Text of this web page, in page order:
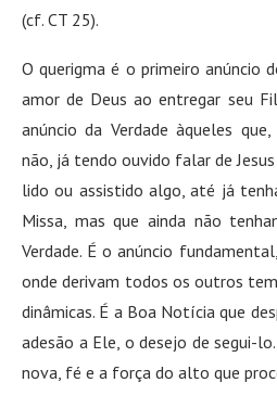
(cf. CT 25).
O querigma é o primeiro anúncio
amor de Deus ao entregar seu
anúncio da Verdade àqueles
não, já tendo ouvido falar de
lido ou assistido algo, até já
Missa, mas que ainda não
Verdade. É o anúncio
onde derivam todos os outros
dinâmicas. É a Boa Notícia que
adesão a Ele, o desejo de segui-
nova, fé e a força do alto que